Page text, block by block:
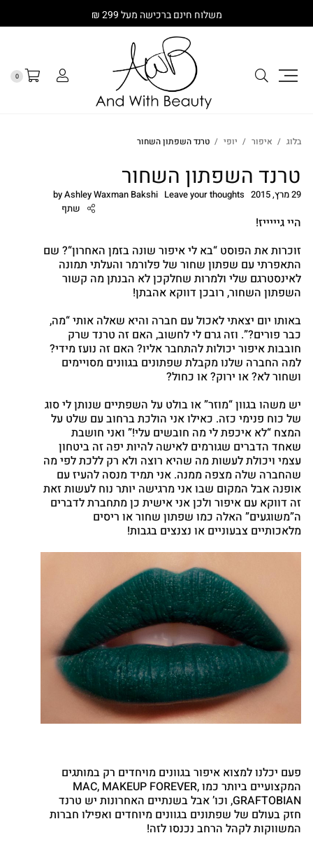
משלוח חינם ברכישה מעל 299 ₪
0
בלוג איפור יופי טרנד השפתון השחור
טרנד השפתון השחור
29 מרץ, 2015 byAshley Waxman Bakshi Leave your thoughts
שתף
היי גיייייז!
זוכרות את הפוסט “בא לי איפור שונה בזמן האחרון“? שם
התאפרתי עם שפתון שחור של פלורמר והעלתי תמונה
לאינסטרגם שלי ולמרות שחלקכן לא הבנתן מה קשור
השפתון השחור, רובכן דווקא אהבתן!
באותו יום יצאתי לאכול עם חברה והיא שאלה אותי “מה,
כבר פורים?”. וזה גרם לי לחשוב, האם זה טרנד שרק
חובבות איפור יכולות להתחבר אליו? האם זה נועז מידי?
למה החברה שלנו מקבלת שפתונים בגוונים מסויימים
ושחור לא? או ירוק? או כחול?
יש משהו בגוון “מוזר” או בולט על השפתיים שנותן לי סוג
של כוח פנימי כזה. כאילו אני הולכת ברחוב עם שלט על
המצח “לא איכפת לי מה חובשים עלי!” ואני חושבת
שאחד הדברים שגורמים לאישה להיות יפה זה ביטחון
עצמי ויכולת לעשות מה שהיא רוצה ולא רק ללכת לפי מה
שהחברה שלה מצפה ממנה. אני תמיד מנסה להעיז עם
אופנה אבל המקום שבו אני מרגישה יותר נוח לעשות זאת
זה דווקא עם איפור ולכן אני אישית כן מתחברת לדברים
ה”משוגעים” האלה כמו שפתון שחור או ריסים
מלאכותיים צבעוניים או נצנצים בגבות!
פעם יכלנו למצוא איפור בגוונים מויחדים רק במותגים
המקצועיים ביותר כמו MAC, MAKEUP FOREVER,
GRAFTOBIAN, וכו’ אבל בשנתיים האחרונות יש טרנד
חזק בעולם של שפתונים בגוונים מיוחדים ואפילו חברות
המשווקות לקהל הרחב נכנסו לזה!